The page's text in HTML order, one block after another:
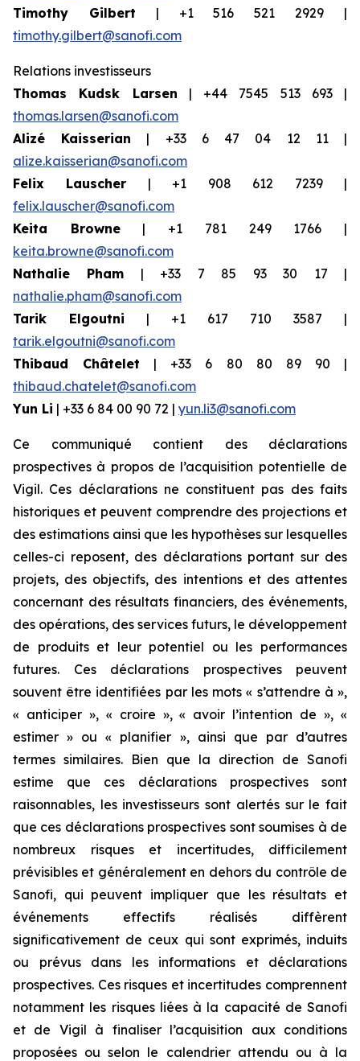
Timothy Gilbert | +1 516 521 2929 |
timothy.gilbert@sanofi.com
Relations investisseurs
Thomas Kudsk Larsen | +44 7545 513 693 |
thomas.larsen@sanofi.com
Alizé Kaisserian | +33 6 47 04 12 11 |
alize.kaisserian@sanofi.com
Felix Lauscher | +1 908 612 7239 |
felix.lauscher@sanofi.com
Keita Browne| +1 781 249 1766 |
keita.browne@sanofi.com
Nathalie Pham | +33 7 85 93 30 17 |
nathalie.pham@sanofi.com
Tarik Elgoutni | +1 617 710 3587 |
tarik.elgoutni@sanofi.com
Thibaud Châtelet | +33 6 80 80 89 90 |
thibaud.chatelet@sanofi.com
Yun Li | +33 6 84 00 90 72 | yun.li3@sanofi.com
Ce communiqué contient des déclarations
prospectives à propos de l’acquisition potentielle de
Vigil. Ces déclarations ne constituent pas des faits
historiques et peuvent comprendre des projections et
des estimations ainsi que les hypothèses sur lesquelles
celles-ci reposent, des déclarations portant sur des
projets, des objectifs, des intentions et des attentes
concernant des résultats financiers, des événements,
des opérations, des services futurs, le développement
de produits et leur potentiel ou les performances
futures. Ces déclarations prospectives peuvent
souvent être identifiées par les mots « s’attendre à »,
« anticiper », « croire », « avoir l’intention de », «
estimer » ou « planifier », ainsi que par d’autres
termes similaires. Bien que la direction de Sanofi
estime que ces déclarations prospectives sont
raisonnables, les investisseurs sont alertés sur le fait
que ces déclarations prospectives sont soumises à de
nombreux risques et incertitudes, difficilement
prévisibles et généralement en dehors du contrôle de
Sanofi, qui peuvent impliquer que les résultats et
événements effectifs réalisés diffèrent
significativement de ceux qui sont exprimés, induits
ou prévus dans les informations et déclarations
prospectives. Ces risques et incertitudes comprennent
notamment les risques liées à la capacité de Sanofi
et de Vigil à finaliser l’acquisition aux conditions
proposées ou selon le calendrier attendu ou à la